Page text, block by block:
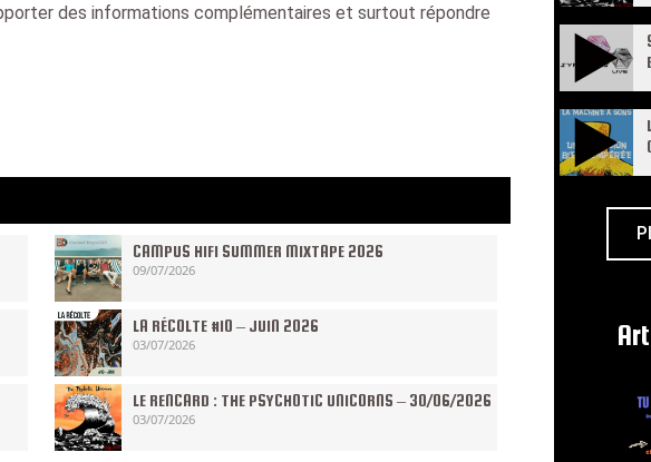
des informations complémentaires et surtout répondre
CAMPUS HIFI SUMMER MIXTAPE 2026
09/07/2026
LA RÉCOLTE #10 – JUIN 2026
03/07/2026
LE RENCARD : THE PSYCHOTIC UNICORNS – 30/06/2026
03/07/2026